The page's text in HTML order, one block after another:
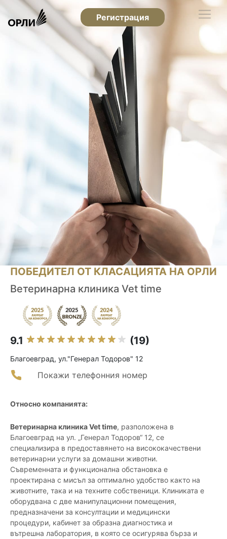
Регистрация
ПОБЕДИТЕЛ ОТ КЛАСАЦИЯТА НА ОРЛИ
Ветеринарна клиника Vet time
9.1 (19)
Благоевград, ул."Генерал Тодоров" 12
Покажи телефонния номер
Относно компанията:
Ветеринарна клиника Vet time, разположена в
Благоевград на ул. „Генерал Тодоров“ 12, се
специализира в предоставянето на висококачествени
ветеринарни услуги за домашни животни.
Съвременната и функционална обстановка е
проектирана с мисъл за оптимално удобство както на
животните, така и на техните собственици. Клиниката е
оборудвана с две манипулационни помещения,
предназначени за консултации и медицински
процедури, кабинет за образна диагностика и
вътрешна лаборатория, в която се осигурява бърза и